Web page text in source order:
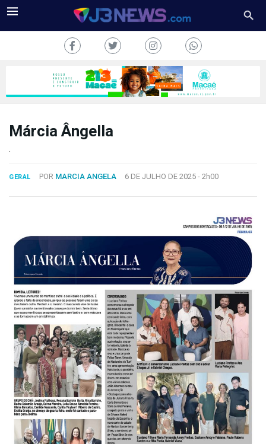
TV
Copyright
Desenvolvido
Hesea
Tecnologia
Sistemas
Márcia Ângella
GERAL POR MARCIA ANGELA 6 DE JULHO DE 2025 - 2h00